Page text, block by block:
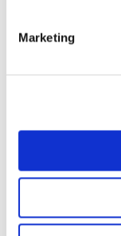
Marketing